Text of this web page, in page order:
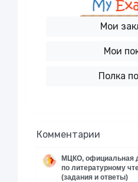
Мои
Мои
Полка
Комментарии
МЦКО, официальная
по литературному
(задания и ответы)